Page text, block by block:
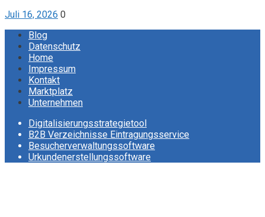
Juli 16, 2026 0
Blog
Datenschutz
Home
Impressum
Kontakt
Marktplatz
Unternehmen
Digitalisierungsstrategietool
B2B Verzeichnisse Eintragungsservice
Besucherverwaltungssoftware
Urkundenerstellungssoftware